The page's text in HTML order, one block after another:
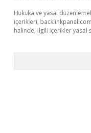
Hukuka ve yasal
içerikleri,
halinde, ilgili içerikler yasal